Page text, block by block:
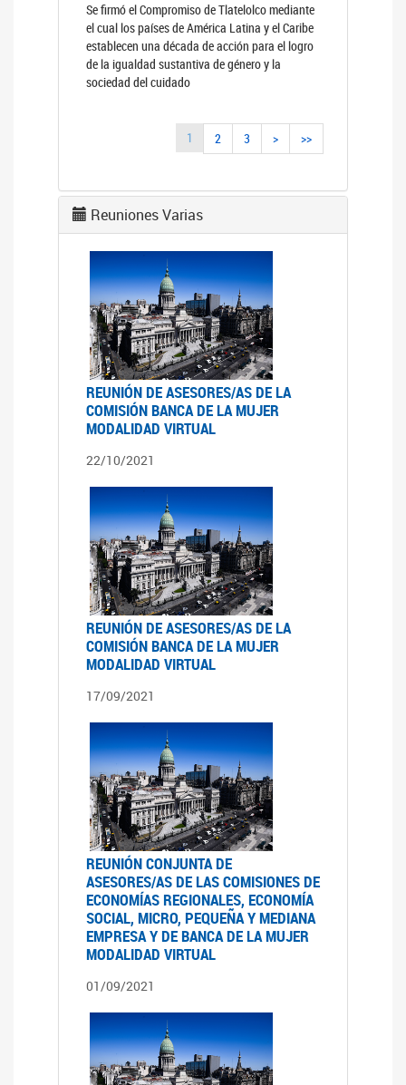
Se firmó el Compromiso de Tlatelolco mediante
el cual los países de América Latina y el Caribe
establecen una década de acción para el logro
de la igualdad sustantiva de género y la
sociedad del cuidado
1 2 3 > >>
Reuniones Varias
REUNIÓN DE ASESORES/AS DE LA
COMISIÓN BANCA DE LA MUJER
MODALIDAD VIRTUAL
22/10/2021
REUNIÓN DE ASESORES/AS DE LA
COMISIÓN BANCA DE LA MUJER
MODALIDAD VIRTUAL
17/09/2021
REUNIÓN CONJUNTA DE
ASESORES/AS DE LAS COMISIONES DE
ECONOMÍAS REGIONALES, ECONOMÍA
SOCIAL, MICRO, PEQUEÑA Y MEDIANA
EMPRESA Y DE BANCA DE LA MUJER
MODALIDAD VIRTUAL
01/09/2021